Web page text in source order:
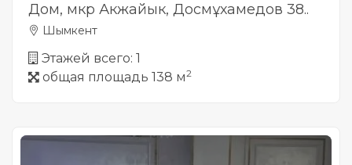
Дом, мкр Акжайык, Досмұхамедов 38..
Шымкент
Этажей всего: 1
общая площадь 138 м2